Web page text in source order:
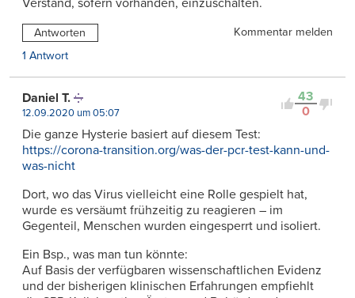
Antworten
Kommentar melden
1 Antwort
43
0
Daniel T.
12.09.2020 um 05:07
Die ganze Hysterie basiert auf diesem Test:
https://corona-transition.org/was-der-pcr-test-kann-und-
was-nicht
Dort, wo das Virus vielleicht eine Rolle gespielt hat,
wurde es versäumt frühzeitig zu reagieren – im
Gegenteil, Menschen wurden eingesperrt und isoliert.
Ein Bsp., was man tun könnte:
Auf Basis der verfügbaren wissenschaftlichen Evidenz
und der bisherigen klinischen Erfahrungen empfiehlt